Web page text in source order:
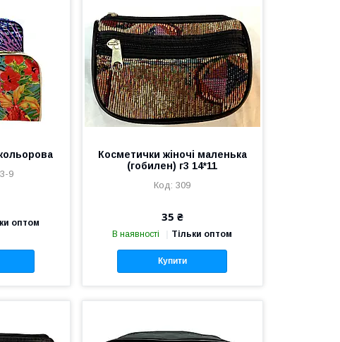
9
оптом
Косметички жіночі маленька
(гобилен) г3 14*11
309
35 ₴
В наявності Тільки оптом
Купити